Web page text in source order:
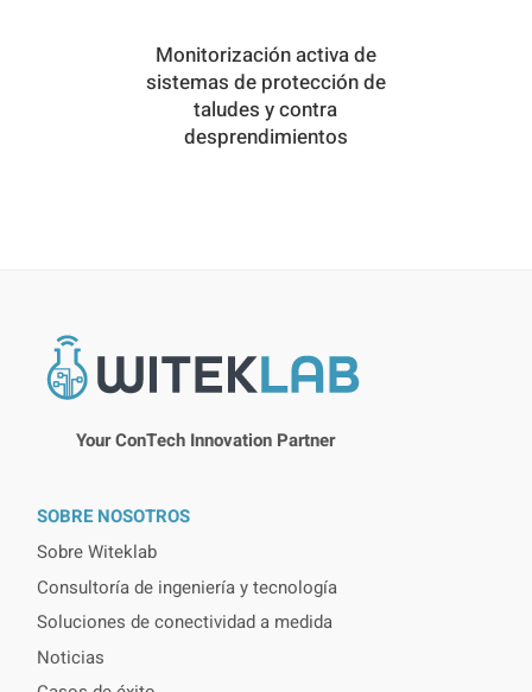
Monitorización activa de
sistemas de protección de
taludes y contra
desprendimientos
Your ConTech Innovation Partner
SOBRE NOSOTROS
Sobre Witeklab
Consultoría de ingeniería y tecnología
Soluciones de conectividad a medida
Noticias